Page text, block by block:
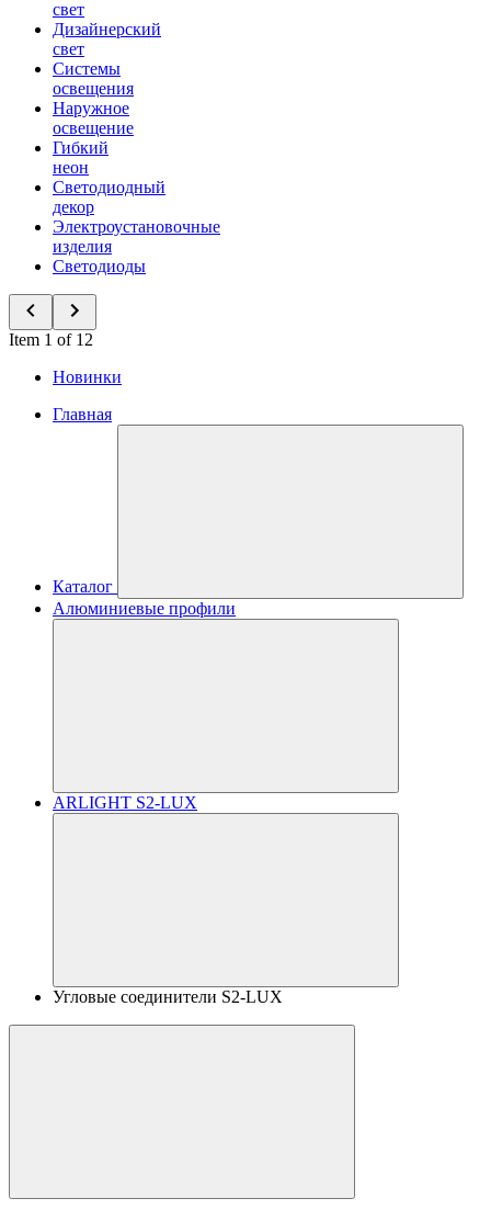
свет
Дизайнерский
свет
Системы
освещения
Наружное
освещение
Гибкий
неон
Светодиодный
декор
Электроустановочные
изделия
Светодиоды
Item 1 of 12
Новинки
Главная
Каталог
Алюминиевые профили
ARLIGHT S2-LUX
Угловые соединители S2-LUX